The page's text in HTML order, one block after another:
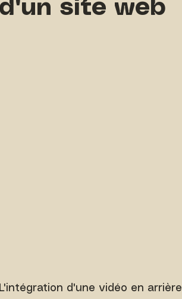
d'un site web
L'intégration d'une vidéo en